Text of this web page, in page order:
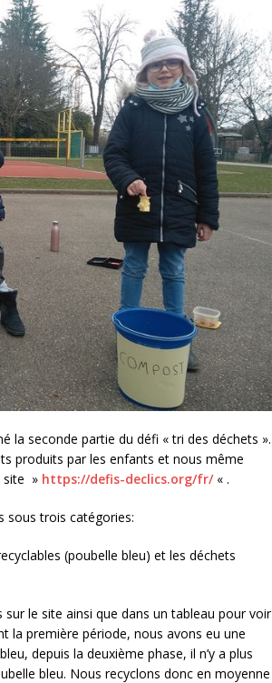
la seconde partie du défi « tri des déchets ».
produits par les enfants et nous même
site » https://defis-declics.org/fr/« .
sous trois catégories:
(poubelle bleu) et les déchets
le site ainsi que dans un tableau pour voir
la première période, nous avons eu une
depuis la deuxième phase, il n’y a plus
bleu. Nous recyclons donc en moyenne